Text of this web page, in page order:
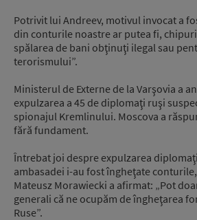
Potrivit lui Andreev, motivul invocat a
din conturile noastre ar putea fi,
spălarea de bani obţinuţi ilegal sau
terorismului”.
Ministerul de Externe de la Varşovia a
expulzarea a 45 de diplomaţi ruşi
spionajul Kremlinului. Moscova a
fără fundament.
Întrebat joi despre expulzarea
ambasadei i-au fost îngheţate
Mateusz Morawiecki a afirmat: „Pot
generali că ne ocupăm de îngheţarea
Ruse”.